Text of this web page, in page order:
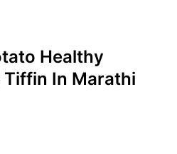
Healthy
Tiffin In Marathi